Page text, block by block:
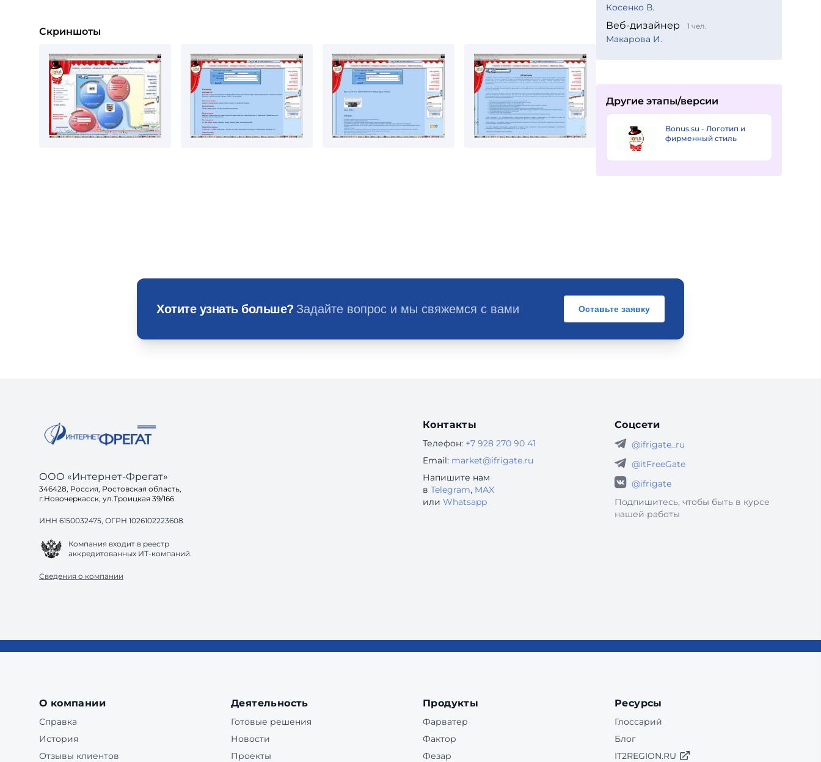
Скриншоты
Косенко В.
Веб-дизайнер 1 чел.
Макарова И.
Другие этапы/версии
Bonus.su - Логотип и
фирменный стиль
Хотите узнать больше? Задайте вопрос и мы свяжемся с вами Оставьте заявку
ООО «Интернет-Фрегат»
346428, Россия, Ростовская область,
г.Новочеркасск, ул.Троицкая 39/166
ИНН 6150032475, ОГРН 1026102223608
Компания входит в реестр
аккредитованных ИТ-компаний.
Сведения о компании
Контакты
Телефон: +7 928 270 90 41
Email: market@ifrigate.ru
Напишите нам
в Telegram, MAX
или Whatsapp
Соцсети
@ifrigate_ru
@itFreeGate
@ifrigate
Подпишитесь, чтобы быть в курсе
нашей работы
О компании
Справка
История
Отзывы клиентов
Деятельность
Готовые решения
Новости
Проекты
Продукты
Фарватер
Фактор
Фезар
Ресурсы
Глоссарий
Блог
IT2REGION.RU